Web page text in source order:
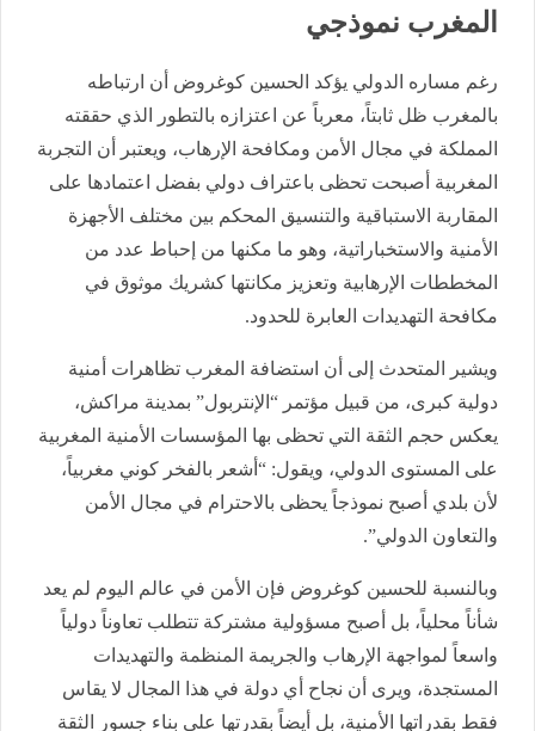
المغرب نموذجي
رغم مساره الدولي يؤكد الحسين كوغروض أن ارتباطه
بالمغرب ظل ثابتاً، معرباً عن اعتزازه بالتطور الذي حققته
المملكة في مجال الأمن ومكافحة الإرهاب، ويعتبر أن التجربة
المغربية أصبحت تحظى باعتراف دولي بفضل اعتمادها على
المقاربة الاستباقية والتنسيق المحكم بين مختلف الأجهزة
الأمنية والاستخباراتية، وهو ما مكنها من إحباط عدد من
المخططات الإرهابية وتعزيز مكانتها كشريك موثوق في
مكافحة التهديدات العابرة للحدود.
ويشير المتحدث إلى أن استضافة المغرب تظاهرات أمنية
دولية كبرى، من قبيل مؤتمر “الإنتربول” بمدينة مراكش،
يعكس حجم الثقة التي تحظى بها المؤسسات الأمنية المغربية
على المستوى الدولي، ويقول: “أشعر بالفخر كوني مغربياً،
لأن بلدي أصبح نموذجاً يحظى بالاحترام في مجال الأمن
والتعاون الدولي”.
وبالنسبة للحسين كوغروض فإن الأمن في عالم اليوم لم يعد
شأناً محلياً، بل أصبح مسؤولية مشتركة تتطلب تعاوناً دولياً
واسعاً لمواجهة الإرهاب والجريمة المنظمة والتهديدات
المستجدة، ويرى أن نجاح أي دولة في هذا المجال لا يقاس
فقط بقدراتها الأمنية، بل أيضاً بقدرتها على بناء جسور الثقة